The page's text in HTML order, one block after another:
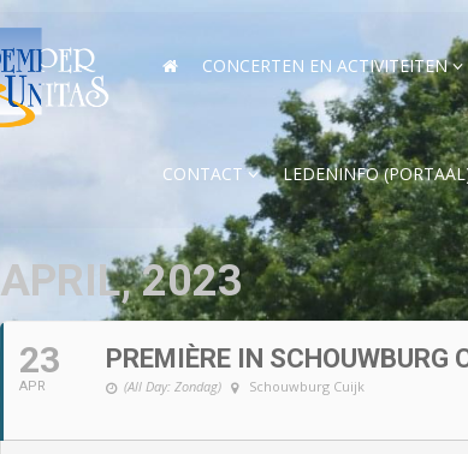
CONCERTEN EN ACTIVITEITEN
CONTACT LEDENINFO
APRIL, 2023
23
APR
PREMIÈRE IN SCHOUWBURG
(All Day: Zondag) Schouwburg Cuijk